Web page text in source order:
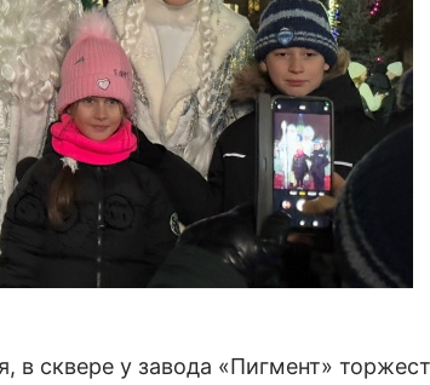
в сквере у завода «Пигмент»